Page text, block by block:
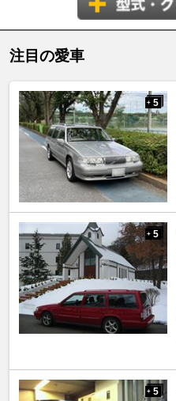
注目の愛車
+ 5
+ 5
+ 5